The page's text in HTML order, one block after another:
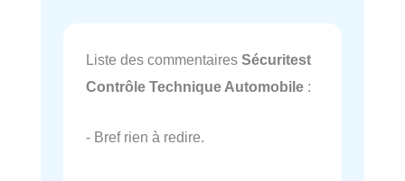
Liste des commentaires Sécuritest
Contrôle Technique Automobile :
- Bref rien à redire.